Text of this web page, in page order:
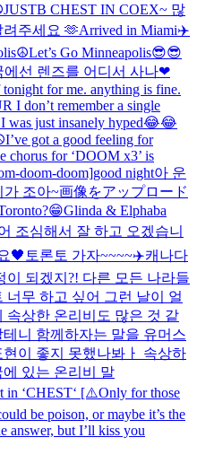
JUSTB CHEST IN COEX~ 많
주세요 🫶Arrived in Miami✈️
Let’s Go Minneapolis😎😎
에선 렌즈를 어디서 사나❤
tonight for me. anything is fine.
I don’t remember a single
was just insanely hyped😂😂
I’ve got a good feeling for
chorus for ‘DOOM x3’ is
doom-doom]good night아 운
가 조아~画像をアップロード
Glinda & Elphaba
조심해서 잘 하고 오겠습니
🖤 토론토 가자~~~~✈️캐나다
되겠지?! 다른 모든 나라들
너무 하고 싶어 그런 날이 얼
속상한 온리비도 많은 것 같
니 함께하자는 말을 유머스
이 좋지 못했나봐ㅏ 속상하
있는 온리비 말
in ‘CHEST‘ [⚠️Only for those
be poison, or maybe it’s the
answer, but I’ll kiss you